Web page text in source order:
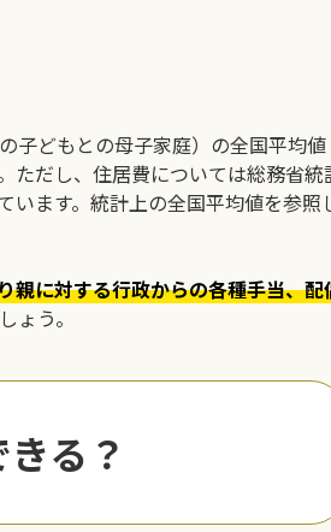
子どもとの母子家庭）の全国平均値
ただし、住居費については総務省統
ます。統計上の全国平均値を参照
親に対する行政からの各種手当、配
ょう。
る？